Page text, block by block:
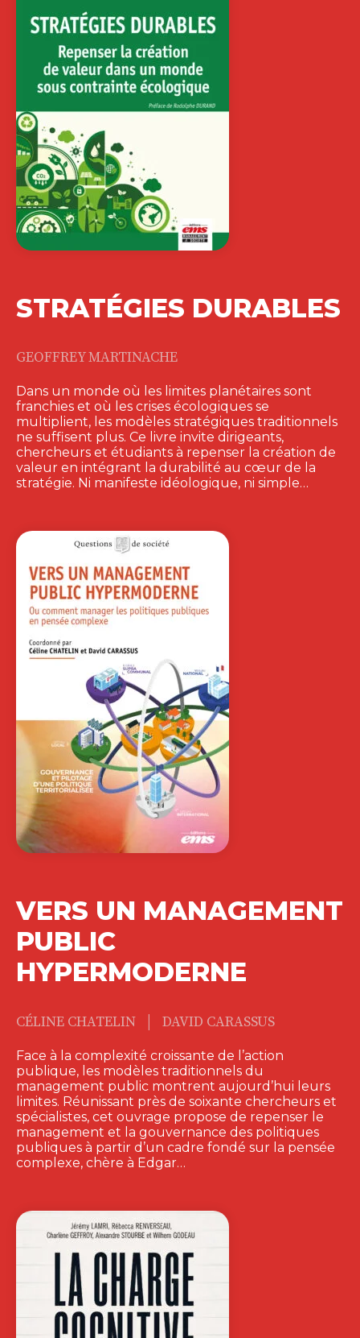
STRATÉGIES DURABLES
GEOFFREY MARTINACHE
Dans un monde où les limites planétaires sont
franchies et où les crises écologiques se
multiplient, les modèles stratégiques traditionnels
ne suffisent plus. Ce livre invite dirigeants,
chercheurs et étudiants à repenser la création de
valeur en intégrant la durabilité au cœur de la
stratégie. Ni manifeste idéologique, ni simple…
VERS UN MANAGEMENT
PUBLIC
HYPERMODERNE
CÉLINE CHATELIN DAVID CARASSUS
Face à la complexité croissante de l’action
publique, les modèles traditionnels du
management public montrent aujourd’hui leurs
limites. Réunissant près de soixante chercheurs et
spécialistes, cet ouvrage propose de repenser le
management et la gouvernance des politiques
publiques à partir d’un cadre fondé sur la pensée
complexe, chère à Edgar…